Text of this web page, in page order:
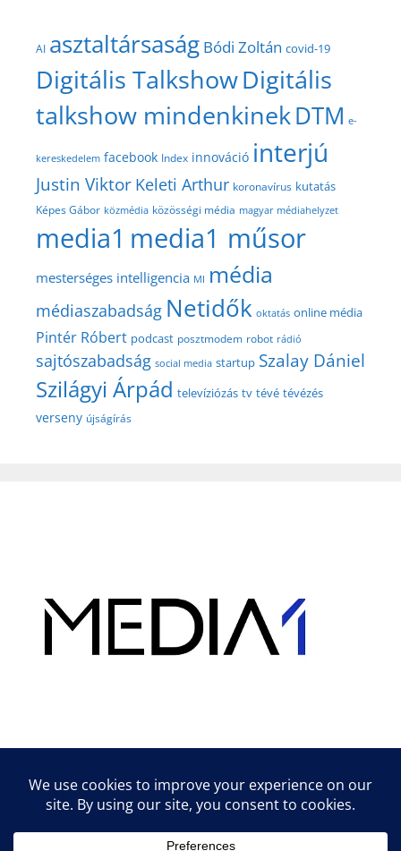
AI asztaltársaság Bódi Zoltán covid-19
Digitális TalkshowDigitális
talkshow mindenkinekDTM e-
kereskedelem facebook Index innováció interjú
Justin Viktor Keleti Arthur koronavírus kutatás
Képes Gábor közmédia közösségi média magyar médiahelyzet
media1 media1 műsor
mesterséges intelligencia MI média
médiaszabadság Netidők oktatás online média
Pintér Róbert podcast posztmodem robot rádió
sajtószabadság social media startup Szalay Dániel
Szilágyi Árpád televíziózás tv tévé tévézés
verseny újságírás